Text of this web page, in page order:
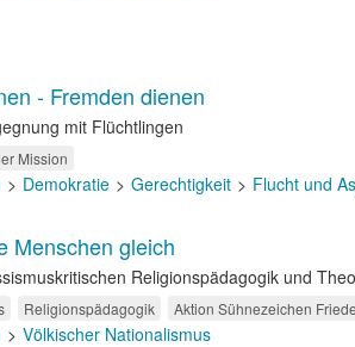
- Fremden dienen
mit Flüchtlingen
Mission
Demokratie Gerechtigkeit Flucht und
Menschen gleich
Religionspädagogik und
Religionspädagogik Aktion Sühnezeichen
Völkischer Nationalismus